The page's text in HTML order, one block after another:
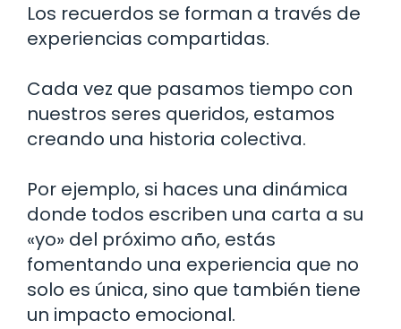
Los recuerdos se forman a través de
experiencias compartidas.
Cada vez que pasamos tiempo con
nuestros seres queridos, estamos
creando una historia colectiva.
Por ejemplo, si haces una dinámica
donde todos escriben una carta a su
«yo» del próximo año, estás
fomentando una experiencia que no
solo es única, sino que también tiene
un impacto emocional.